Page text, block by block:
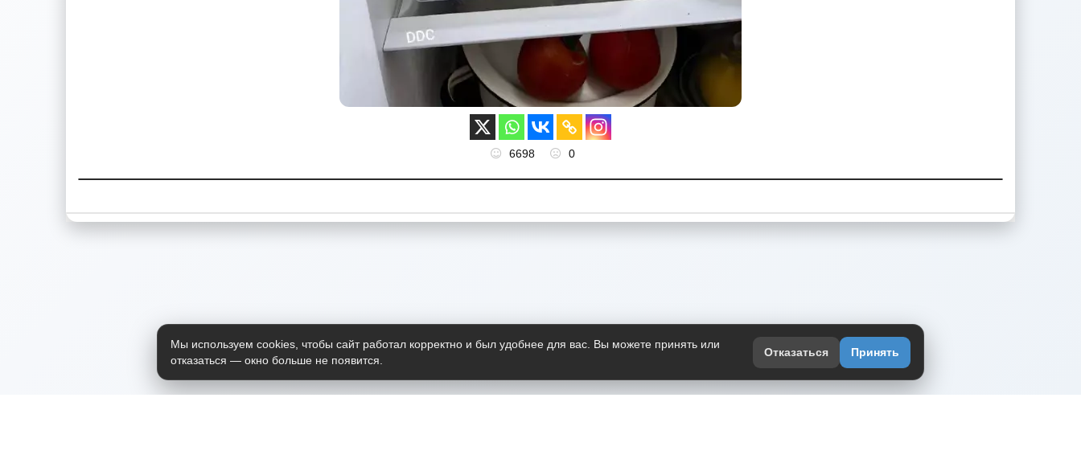
6698 0
Мы используем cookies, чтобы сайт работал корректно и был удобнее для вас. Вы можете принять или
отказаться — окно больше не появится.
Отказаться Принять